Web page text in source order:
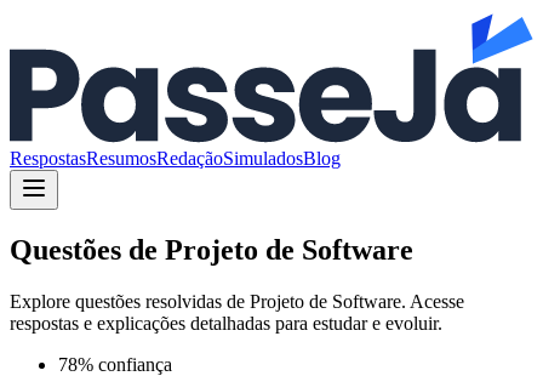
RespostasResumosRedaçãoSimuladosBlog
Questões de Projeto de Software
Explore questões resolvidas de Projeto de Software. Acesse
respostas e explicações detalhadas para estudar e evoluir.
78% confiança